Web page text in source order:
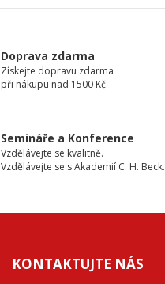
Doprava zdarma
Získejte dopravu zdarma
při nákupu nad 1500 Kč.
Semináře a Konference
Vzdělávejte se kvalitně.
Vzdělávejte se s Akademií C. H. Beck.
KONTAKTUJTE NÁS